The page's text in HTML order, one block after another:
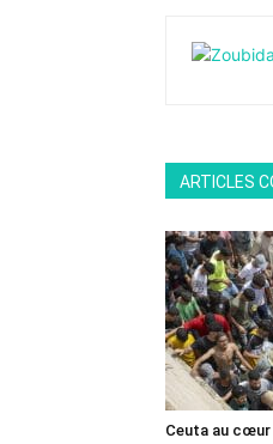
ARTICLES
Ceuta au